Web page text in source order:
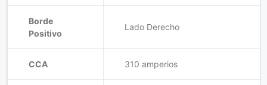
Borde
Positivo
Lado Derecho
CCA 310 amperios